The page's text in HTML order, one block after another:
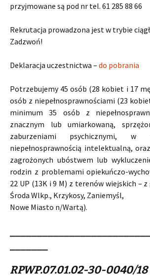
przyjmowane są pod nr tel. 61 285 88 66
Rekrutacja prowadzona jest w trybie
Zadzwoń!
Deklaracja uczestnictwa – do pobrania
Potrzebujemy 45 osób (28 kobiet i 17
osób z niepełnosprawnościami (23
minimum 35 osób z
znacznym lub umiarkowaną,
zaburzeniami psychicznymi,
niepełnosprawnością intelektualną,
zagrożonych ubóstwem lub
rodzin z problemami opiekuńczo-
22 UP (13K i 9 M) z terenów wiejskich –
Środa Wlkp., Krzykosy, Zaniemyśl,
Nowe Miasto n/Wartą).
RPWP.07.01.02-30-0040/18